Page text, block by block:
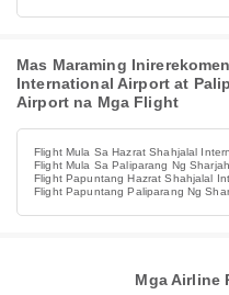
Mas Maraming
International Airport at
Airport na Mga Flight
Flight Mula Sa Hazrat Shahjalal
Flight Mula Sa Paliparang Ng
Flight Papuntang Hazrat Shahjalal
Flight Papuntang Paliparang Ng
Mga Airline